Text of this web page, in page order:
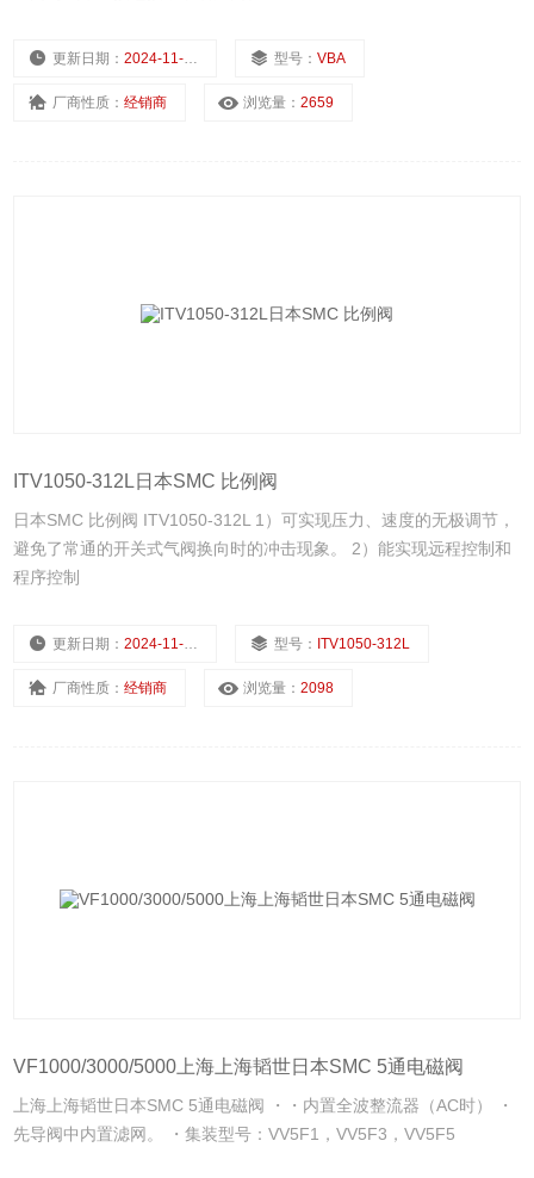
更新日期：2024-11-21 型号：VBA
厂商性质：经销商 浏览量：2659
ITV1050-312L日本SMC 比例阀
日本SMC 比例阀 ITV1050-312L 1）可实现压力、速度的无极调节，
避免了常通的开关式气阀换向时的冲击现象。 2）能实现远程控制和
程序控制
更新日期：2024-11-25 型号： ITV1050-312L
厂商性质：经销商 浏览量：2098
VF1000/3000/5000上海上海韬世日本SMC 5通电磁阀
上海上海韬世日本SMC 5通电磁阀 ・・内置全波整流器（AC时） ・
先导阀中内置滤网。 ・集装型号：VV5F1，VV5F3，VV5F5